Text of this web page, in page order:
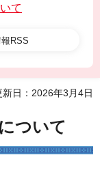
て
RSS
新日：2026年3月4日
ついて